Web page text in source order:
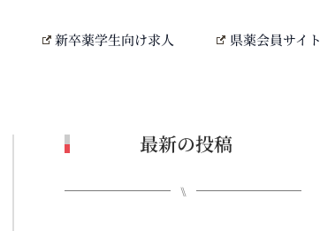
新卒薬学生向け求人 県薬会員サイト
最新の投稿
⑊